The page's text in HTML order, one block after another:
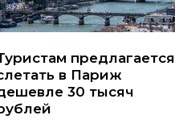
предлагается
в Париж
30 тысяч